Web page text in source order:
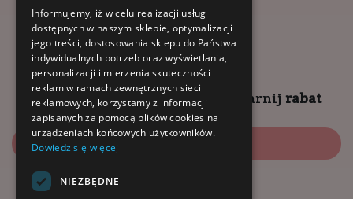
godziny otwarcia:
9:00 - 18:00 (pon-pt)
10:00 - 14:00 (sob)
Zapisz się naNEWSLETTER zgarnij rabat
Zapisz się
Informujemy, iż w celu realizacji usług
dostępnych w naszym sklepie, optymalizacji
jego treści, dostosowania sklepu do Państwa
indywidualnych potrzeb oraz wyświetlania,
personalizacji i mierzenia skuteczności
reklam w ramach zewnętrznych sieci
reklamowych, korzystamy z informacji
zapisanych za pomocą plików cookies na
urządzeniach końcowych użytkowników.
Dowiedz się więcej
NIEZBĘDNE